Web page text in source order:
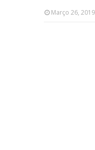
Março 26, 2019